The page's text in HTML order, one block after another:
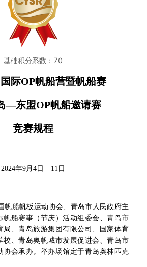
基础积分系数：70
际OP帆船营暨帆船赛
—东盟OP帆船邀请赛
竞赛规程
2024年9月4日—11 日
帆船帆板运动协会、青岛市人民政府主
帆船赛事（节庆）活动组委会、青岛市
局、青岛旅游集团有限公司、国家体育
校、青岛奥帆城市发展促进会、青岛市
协会承办。举办场馆定于青岛奥林匹克